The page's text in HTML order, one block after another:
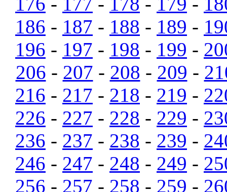
186 - 187 - 188 - 189 -
196 - 197 - 198 - 199 -
206 - 207 - 208 - 209 -
216 - 217 - 218 - 219 -
226 - 227 - 228 - 229 -
236 - 237 - 238 - 239 -
246 - 247 - 248 - 249 -
256 - 257 - 258 - 259 -